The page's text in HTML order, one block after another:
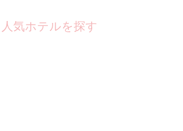
人気ホテルを探す